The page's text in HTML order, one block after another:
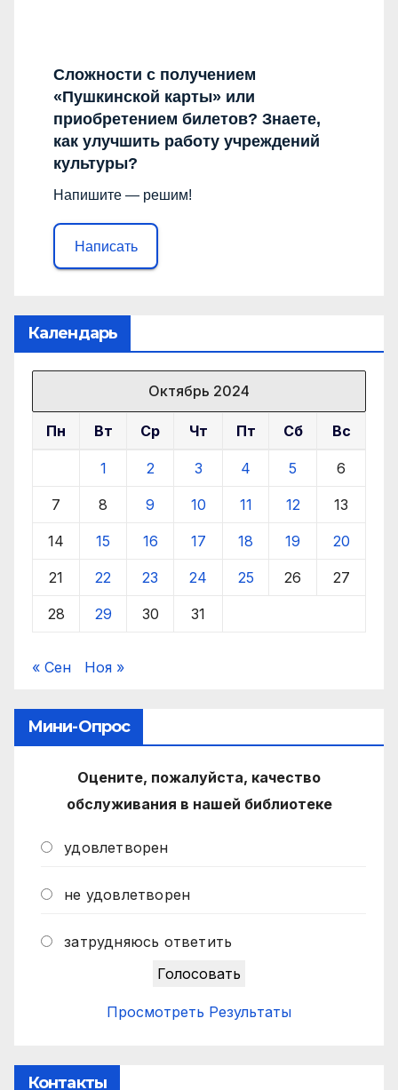
Сложности с получением
«Пушкинской карты» или
приобретением билетов? Знаете,
как улучшить работу учреждений
культуры?
Напишите — решим!
Написать
Календарь
Октябрь 2024
Пн Вт Ср Чт Пт Сб Вс
1 2 3 4 5 6
7 8 9 10 11 12 13
14 15 16 17 18 19 20
21 22 23 24 25 26 27
28 29 30 31
« Сен Ноя »
Мини-Опрос
Оцените, пожалуйста, качество
обслуживания в нашей библиотеке
удовлетворен
не удовлетворен
затрудняюсь ответить
Просмотреть Результаты
Контакты